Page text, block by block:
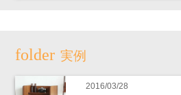
実例
2016/03/28